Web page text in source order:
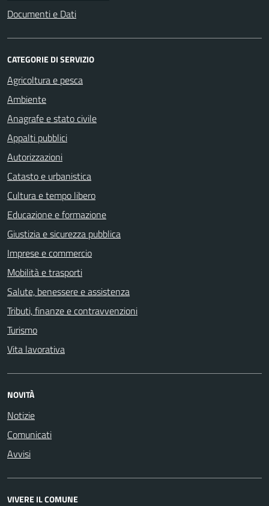
Documenti e Dati
CATEGORIE DI SERVIZIO
Agricoltura e pesca
Ambiente
Anagrafe e stato civile
Appalti pubblici
Autorizzazioni
Catasto e urbanistica
Cultura e tempo libero
Educazione e formazione
Giustizia e sicurezza pubblica
Imprese e commercio
Mobilità e trasporti
Salute, benessere e assistenza
Tributi, finanze e contravvenzioni
Turismo
Vita lavorativa
NOVITÀ
Notizie
Comunicati
Avvisi
VIVERE IL COMUNE